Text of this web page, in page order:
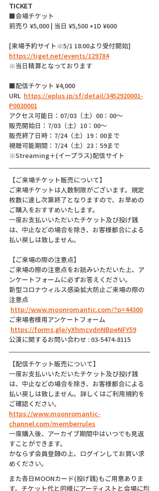
TICKET
■会場チケット
前売り ¥5,000 | 当日 ¥5,500 +1D ¥600
[来場予約サイト※5/1 18:00より受付開始]
https://tiget.net/events/129784
※当日精算となっております
■配信チケット ¥4,000
URL https://eplus.jp/sf/detail/3452920001-
P0030001
アクセス可能日：07/03（土）00：00〜
販売開始日：7/03（土）10：00〜
販売終了日時：7/24（土）19：00まで
視聴可能期間：7/24（土）23：59まで
※Streaming＋(イープラス)配信サイト
【ご来場チケット販売について】
ご来場チケットは人数制限がございます。規定
枚数に達し次第終了となりますので、お早めの
ご購入をおすすめいたします。
一度お支払いいただいたチケット及び投げ銭
は、中止などの場合を除き、お客様都合による
払い戻しは致しません。
【ご来場の際の注意点】
ご来場の際の注意点をお読みいただいた上、ア
ンケートフォームに必ずお答えください。
新型コロナウィルス感染拡大防止ご来場の際の
注意点
http://www.moonromantic.com/?p=44300
ご来場者様用アンケートフォーム
https://forms.gle/yXhmcvdnNBpeNFY59
公演に関するお問い合わせ : 03-5474-8115
【配信チケット販売について】
一度お支払いいただいたチケット及び投げ銭
は、中止などの場合を除き、お客様都合による
払い戻しは致しません。詳しくはご利用規約を
ご確認ください。
https://www.moonromantic-
channel.com/memberrules
一度購入後、アーカイブ期間中はいつでも見返
すことができます。
かならず会員登録の上、ログインしてお買い求
めください。
また各日MOONカード(投げ銭)もご用意ありま
す。チケット代と同様にアーティストと会場に均